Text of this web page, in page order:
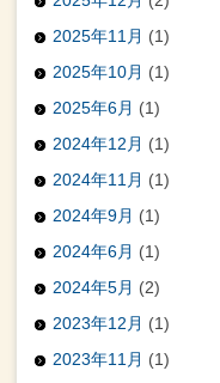
2025年11月 (1)
2025年10月 (1)
2025年6月 (1)
2024年12月 (1)
2024年11月 (1)
2024年9月 (1)
2024年6月 (1)
2024年5月 (2)
2023年12月 (1)
2023年11月 (1)